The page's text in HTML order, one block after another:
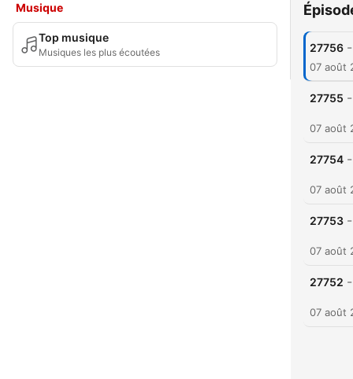
Musique
Top musique
Musiques les plus écoutées 27756 -
07 août
27755 -
07 août
27754 -
07 août
27753 -
07 août
27752 -
07 août